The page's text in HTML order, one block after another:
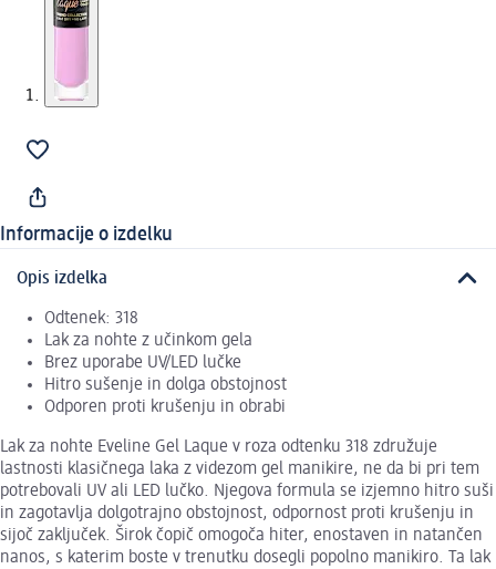
Informacije o izdelku
Opis izdelka
Odtenek: 318
Lak za nohte z učinkom gela
Brez uporabe UV/LED lučke
Hitro sušenje in dolga obstojnost
Odporen proti krušenju in obrabi
Lak za nohte Eveline Gel Laque v roza odtenku 318 združuje
lastnosti klasičnega laka z videzom gel manikire, ne da bi pri tem
potrebovali UV ali LED lučko. Njegova formula se izjemno hitro suši
in zagotavlja dolgotrajno obstojnost, odpornost proti krušenju in
sijoč zaključek. Širok čopič omogoča hiter, enostaven in natančen
nanos, s katerim boste v trenutku dosegli popolno manikiro. Ta lak